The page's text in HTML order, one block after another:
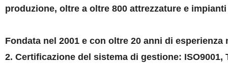
produzione, oltre a oltre 800 attrezzature e
Fondata nel 2001 e con oltre 20 anni di
2. Certificazione del sistema di gestione: ISO9001,